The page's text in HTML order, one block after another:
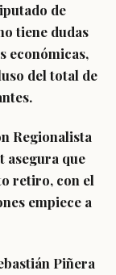
de
tiene dudas
económicas,
del total de
Regionalista
asegura que
retiro, con el
empiece a
Piñera